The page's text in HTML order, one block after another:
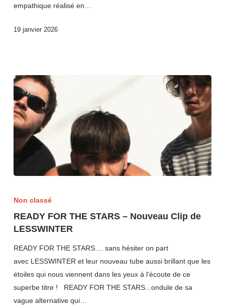
empathique réalisé en…
19 janvier 2026
Non classé
READY FOR THE STARS – Nouveau Clip de
LESSWINTER
READY FOR THE STARS.... sans hésiter on part
avec LESSWINTER et leur nouveau tube aussi brillant que les
étoiles qui nous viennent dans les yeux à l'écoute de ce
superbe titre ! READY FOR THE STARS...ondule de sa
vague alternative qui…